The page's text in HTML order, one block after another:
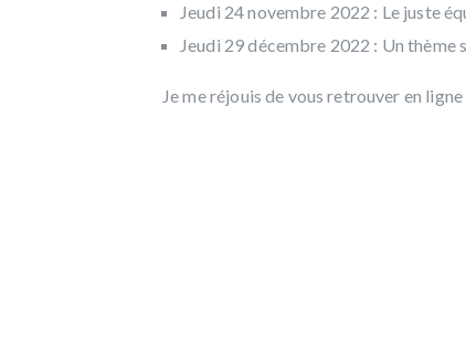
Jeudi 24 novembre 2022 : Le juste
Jeudi 29 décembre 2022 : Un thème
Je me réjouis de vous retrouver en